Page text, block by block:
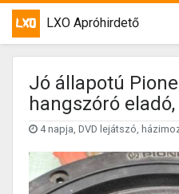
LXO Apróhirdető
Jó állapotú
hangszóró
4 napja, DVD lejátszó,